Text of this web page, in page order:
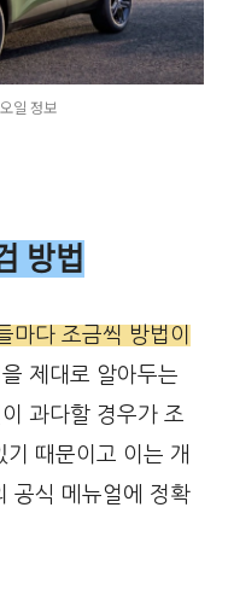
일 정보
방법
마다 조금씩 방법이
제대로 알아두는
과다할 경우가 조
때문이고 이는 개
공식 메뉴얼에 정확